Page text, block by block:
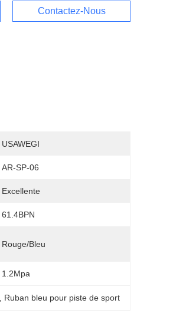
Contactez-Nous
USAWEGI
AR-SP-06
Excellente
61.4BPN
Rouge/bleu
1.2Mpa
Ruban bleu pour piste de sport